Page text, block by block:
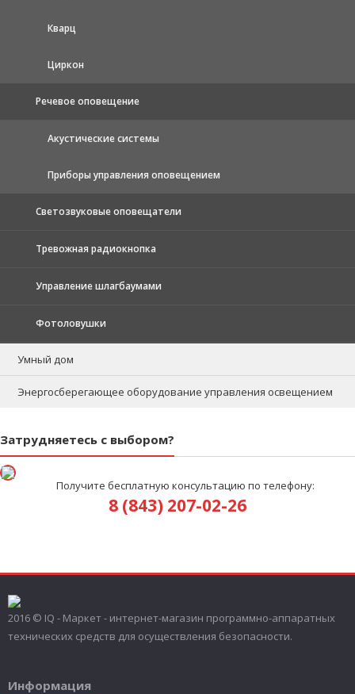
Кварц
Циркон
Речевое оповещение
Акустические системы
Приборы управления оповещением
Светозвуковые оповещатели
Тревожная радиокнопка
Управление шлагбаумами
Фотоловушки
Умный дом
Энергосберегающее оборудование управления освещением
Затрудняетесь с выбором?
Получите бесплатную консультацию по телефону:
8 (843) 207-02-26
2016 © IQ - Маркет - интернет-магазин программно-аппаратных
технических средств для осуществления безопасности.
Информация